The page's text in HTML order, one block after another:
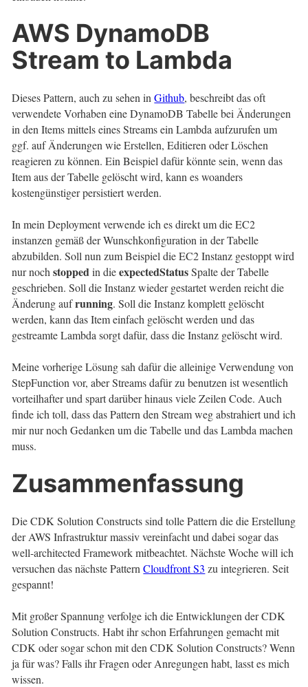
AWS DynamoDB
Stream to Lambda
Dieses Pattern, auch zu sehen inGithub, beschreibt das oft
verwendete Vorhaben eine DynamoDB Tabelle bei Änderungen
in den Items mittels eines Streams ein Lambda aufzurufen um
ggf. auf Änderungen wie Erstellen, Editieren oder Löschen
reagieren zu können. Ein Beispiel dafür könnte sein, wenn das
Item aus der Tabelle gelöscht wird, kann es woanders
kostengünstiger persistiert werden.
In mein Deployment verwende ich es direkt um die EC2
instanzen gemäß der Wunschkonfiguration in der Tabelle
abzubilden. Soll nun zum Beispiel die EC2 Instanz gestoppt wird
nur nochstoppedin dieexpectedStatusSpalte der Tabelle
geschrieben. Soll die Instanz wieder gestartet werden reicht die
Änderung aufrunning. Soll die Instanz komplett gelöscht
werden, kann das Item einfach gelöscht werden und das
gestreamte Lambda sorgt dafür, dass die Instanz gelöscht wird.
Meine vorherige Lösung sah dafür die alleinige Verwendung von
StepFunction vor, aber Streams dafür zu benutzen ist wesentlich
vorteilhafter und spart darüber hinaus viele Zeilen Code. Auch
finde ich toll, dass das Pattern den Stream weg abstrahiert und ich
mir nur noch Gedanken um die Tabelle und das Lambda machen
muss.
Zusammenfassung
Die CDK Solution Constructs sind tolle Pattern die die Erstellung
der AWS Infrastruktur massiv vereinfacht und dabei sogar das
well-architected Framework mitbeachtet. Nächste Woche will ich
versuchen das nächste PatternCloudfront S3 zu integrieren. Seit
gespannt!
Mit großer Spannung verfolge ich die Entwicklungen der CDK
Solution Constructs. Habt ihr schon Erfahrungen gemacht mit
CDK oder sogar schon mit den CDK Solution Constructs? Wenn
ja für was? Falls ihr Fragen oder Anregungen habt, lasst es mich
wissen.